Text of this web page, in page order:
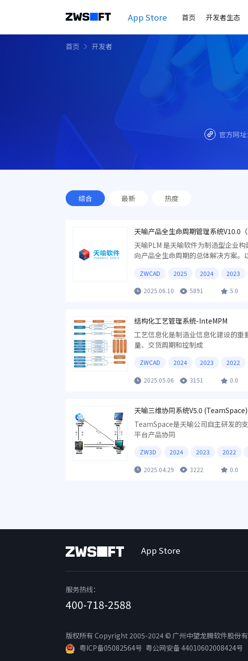
App Store 首页 开发者生态
首页
开发者
官方网址
综合 最新 热度
天喻产品全生命周期管理系统V10.0（
天喻PLM 是天喻软件为制造型企业
向产品全生命周期的总体解决方案。
基于业务链的产品销售、设计、制造
信息化管理平台。
ZWCAD 2025 2024 2023
2025.06.10 5891 5.0
结构化工艺管理系统-InteMPM
工艺信息化是制造业信息化建设的重
量、交货周期和控制成
ZWCAD 2024 2023 2022
2025.05.06 3151 0.0
天喻三维协同系统V5.0 (TeamSpace)
TeamSpace是天喻公司自主研发的
平台产品协同
ZW3D 2024 2023 2022
2025.04.29 3222 0.0
App Store
服务热线：
400-718-2588
版权所有 Copyright 2005-2024 © 广州中望龙腾软件股份
粤ICP备05082564号 粤公网安备 44010602008424号